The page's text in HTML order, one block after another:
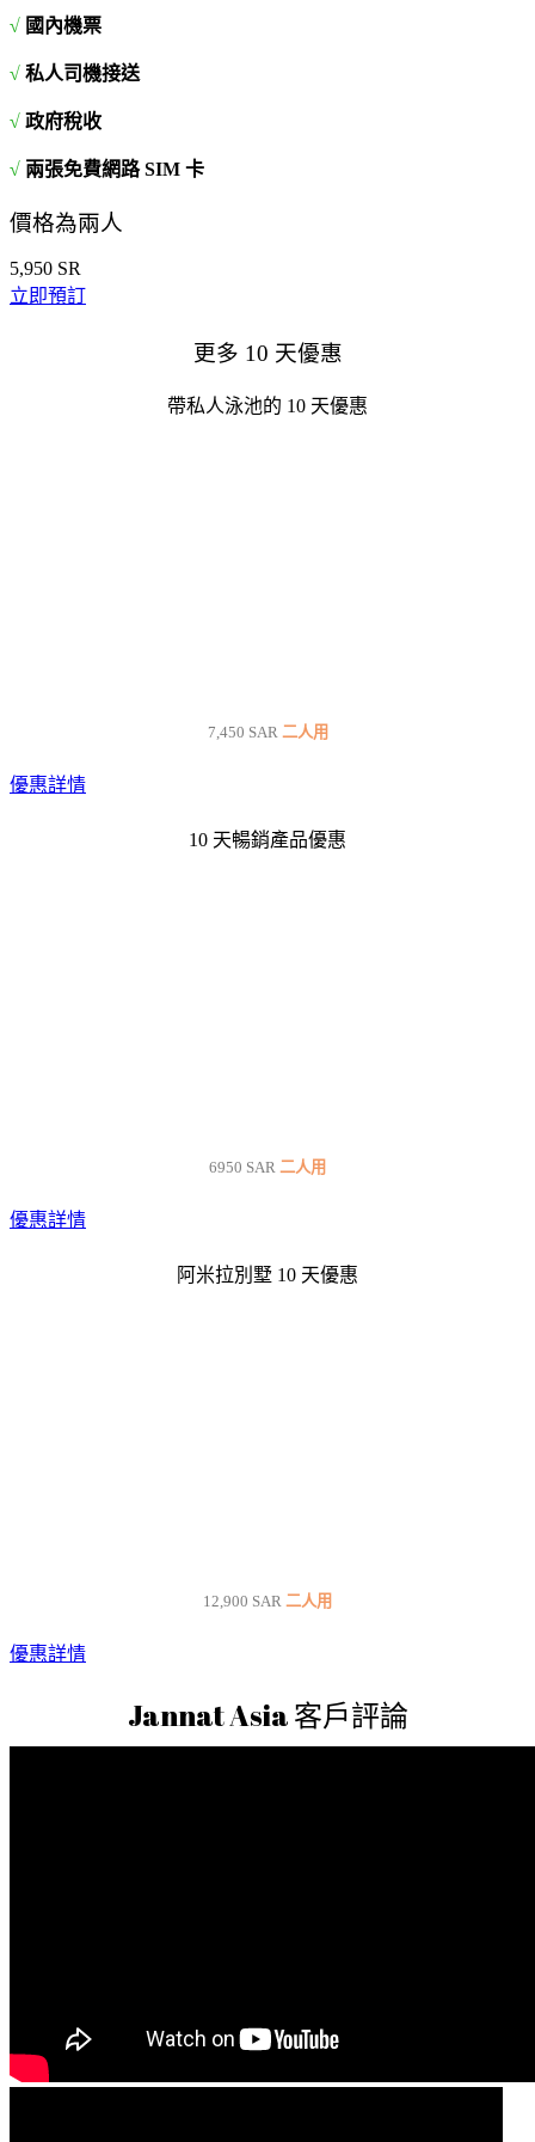
√ 國內機票
√ 私人司機接送
√ 政府稅收
√ 兩張免費網路 SIM 卡
價格為兩人
5,950 SR
立即預訂
更多 10 天優惠
帶私人泳池的 10 天優惠
7,450 SAR 二人用
優惠詳情
10 天暢銷產品優惠
6950 SAR 二人用
優惠詳情
阿米拉別墅 10 天優惠
12,900 SAR 二人用
優惠詳情
Jannat Asia 客戶評論